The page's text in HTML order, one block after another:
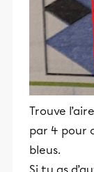
Trouve
par 4 pour
bleus.